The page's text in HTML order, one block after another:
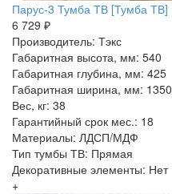
Парус-3 Тумба ТВ [Тумба ТВ]
6 729 ₽
Производитель: Тэкс
Габаритная высота, мм: 540
Габаритная глубина, мм: 425
Габаритная ширина, мм: 1350
Вес, кг: 38
Гарантийный срок мес.: 18
Материалы: ЛДСП/МДФ
Тип тумбы ТВ: Прямая
Декоративные элементы: Нет
+